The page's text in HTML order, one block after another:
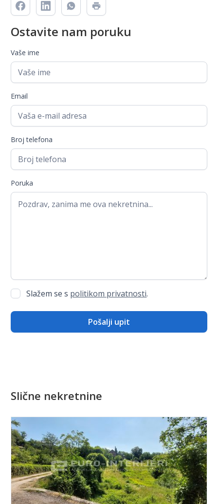
Ostavite nam poruku
Vaše ime
Email
Broj telefona
Poruka
Slažem se s politikom privatnosti.
Slične nekretnine